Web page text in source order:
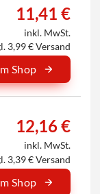
11,41 €
inkl. MwSt.
3,99 € Versand
Shop
12,16 €
inkl. MwSt.
3,39 € Versand
Shop